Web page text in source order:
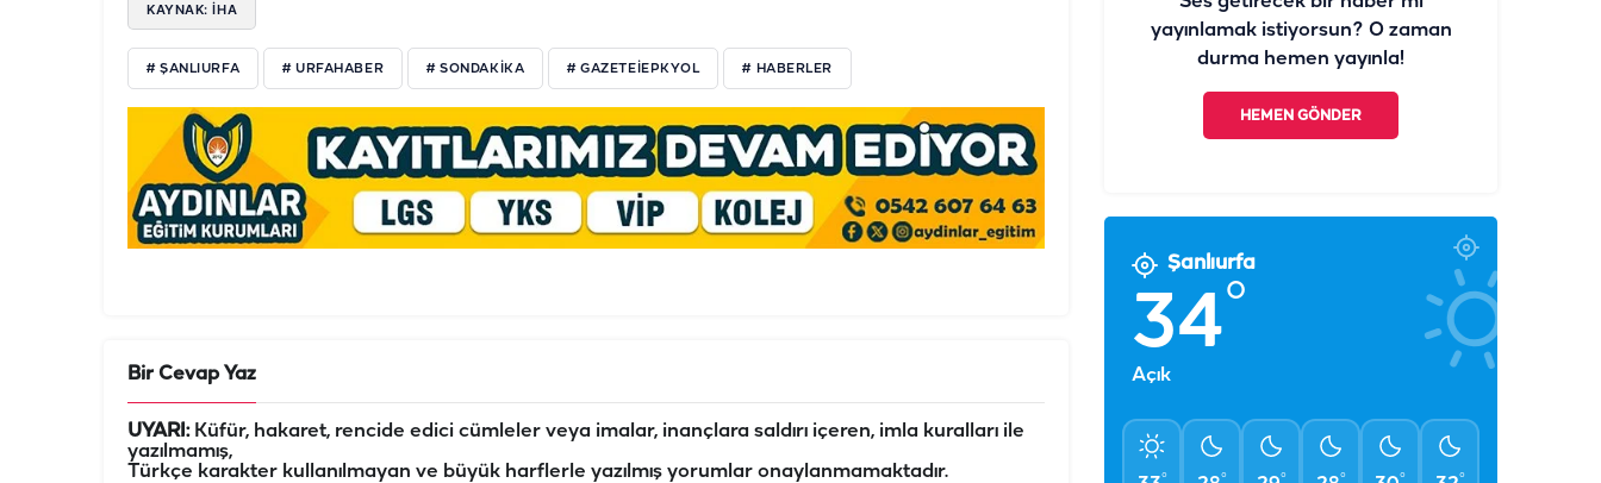
KAYNAK: İHA
# ŞANLIURFA # URFAHABER # SONDAKIKA # GAZETEIEPKYOL # HABERLER
Bir Cevap Yaz
UYARI:Küfür, hakaret, rencide edici cümleler veya imalar, inançlara saldırı içeren, imla kuralları ile
yazılmamış,
Türkçe karakter kullanılmayan ve büyük harflerle yazılmış yorumlar onaylanmamaktadır.
Şanlıurfa
34°
33
PER
°
CUM
32°
SAL
Tüm hava tahminini göster